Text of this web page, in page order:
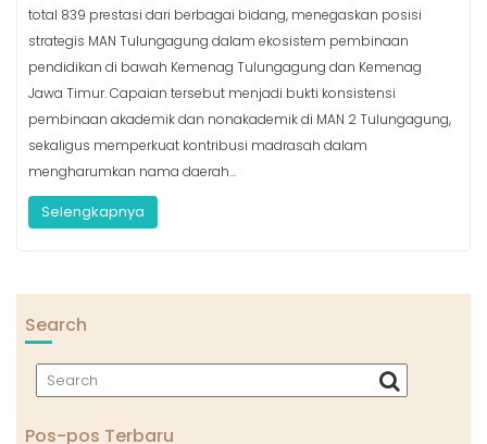
total 839 prestasi dari berbagai bidang, menegaskan posisi
strategis MAN Tulungagung dalam ekosistem pembinaan
pendidikan di bawah Kemenag Tulungagung dan Kemenag
Jawa Timur.​ Capaian tersebut menjadi bukti konsistensi
pembinaan akademik dan nonakademik di MAN 2 Tulungagung,
sekaligus memperkuat kontribusi madrasah dalam
mengharumkan nama daerah…
Selengkapnya
Search
Pos-pos Terbaru